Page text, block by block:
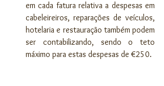
em cada fatura relativa a despesas em
cabeleireiros, reparações de veículos,
hotelaria e restauração também podem
ser contabilizando, sendo o teto
máximo para estas despesas de €250.